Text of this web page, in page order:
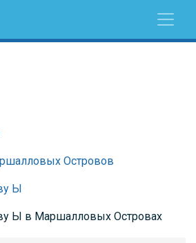
Островов
Ы
Ы в Маршалловых Островах